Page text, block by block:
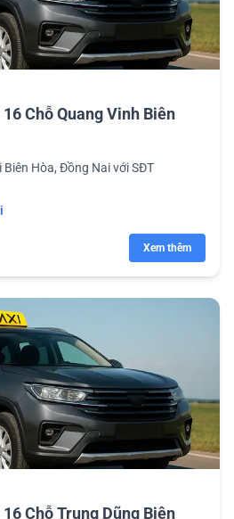
Chỗ Quang Vinh Biên
Hòa, Đồng Nai với SĐT
Xem thêm
Chỗ Trung Dũng Biên